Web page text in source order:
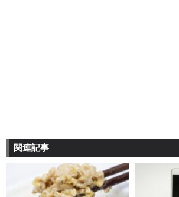
関連記事